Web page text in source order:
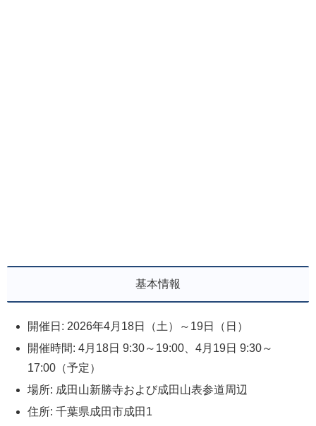
基本情報
開催日: 2026年4月18日（土）～19日（日）
開催時間: 4月18日 9:30～19:00、4月19日 9:30～
17:00（予定）
場所: 成田山新勝寺および成田山表参道周辺
住所: 千葉県成田市成田1